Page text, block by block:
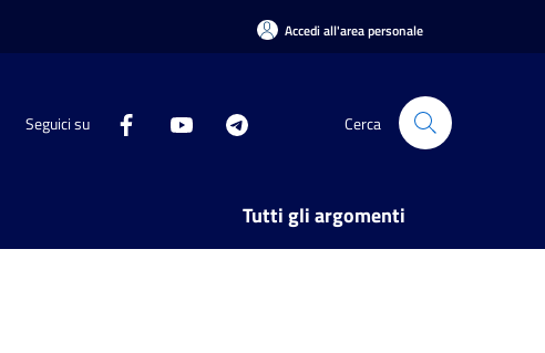
Accedi all'area personale
Seguici su Cerca
Tutti gli argomenti